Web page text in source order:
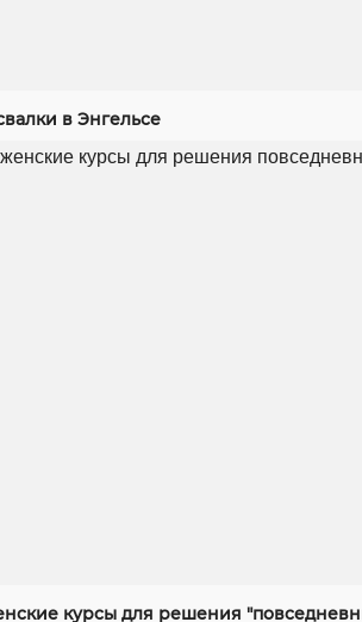
в Энгельсе
курсы для решения